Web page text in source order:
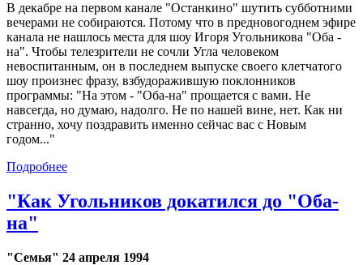
В декабре на первом канале "Останкино" шутить субботними
вечерами не собираются. Потому что в предновогоднем эфире
канала не нашлось места для шоу Игоря Угольникова "Оба -
на". Чтобы телезрители не сочли Угла человеком
невоспитанным, он в последнем выпуске своего клетчатого
шоу произнес фразу, взбудоражившую поклонников
программы: "На этом - "Оба-на" прощается с вами. Не
навсегда, но думаю, надолго. Не по нашей вине, нет. Как ни
странно, хочу поздравить именно сейчас вас с Новым
годом..."
Подробнее
"Как Угольников докатился до "Оба-
на"
"Семья" 24 апреля 1994